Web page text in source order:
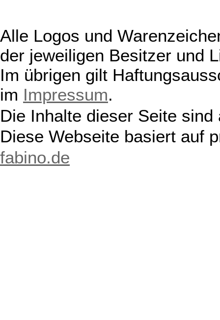
Alle Logos und
der jeweiligen Besitzer und
Im übrigen gilt
im Impressum.
Die Inhalte dieser Seite
Diese Webseite basiert auf
fabino.de